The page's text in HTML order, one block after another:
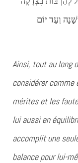
וְעַד יוֹם
Ainsi, tout au long
considérer
mérites et les
lui aussi en
accomplit une
balance pour lui-